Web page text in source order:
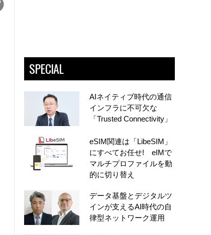
SPECIAL
AIネイティブ時代の通信
インフラに不可欠な
「Trusted Connectivity」
eSIM関連は「LibeSIM」
にすべてお任せ! eIMで
マルチプロファイルを動
的に切り替え
データ基盤とデジタルツ
インが支えるAI時代の自
律型ネットワーク運用